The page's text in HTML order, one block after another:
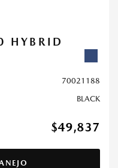
HYBRID
70021188
BLACK
$49,837